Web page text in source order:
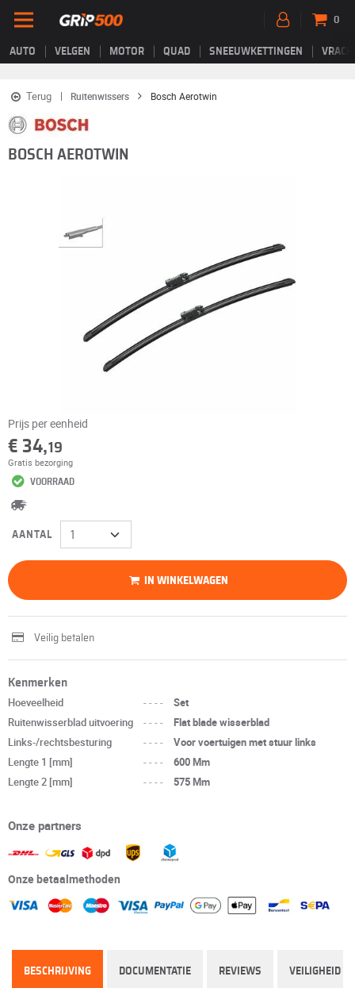
AUTO VELGEN MOTOR QUAD SNEEUWKETTINGEN
0
Terug Ruitenwissers Bosch Aerotwin
BOSCH AEROTWIN
Prijs per eenheid
€ 34,19
Gratis bezorging
VOORRAAD
AANTAL
IN WINKELWAGEN
Veilig betalen
Kenmerken
Hoeveelheid ----
Set
Ruitenwisserblad uitvoering
----
Flat blade wisserblad
Links-/rechtsbesturing
----
Voor voertuigen met stuur links
Lengte 1 [mm]
----
600 Mm
Lengte 2 [mm]
---- 575 Mm
Onze partners
Onze betaalmethoden
BESCHRIJVING DOCUMENTATIE REVIEWS VEILIGHEID